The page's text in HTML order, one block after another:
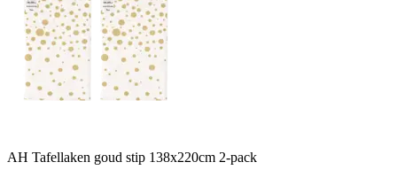
AH Tafellaken goud stip 138x220cm 2-pack